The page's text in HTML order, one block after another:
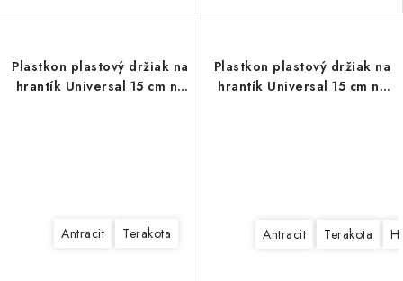
Plastkon plastový držiak na
hrantík Universal 15 cm na
Antracit Terakota
Plastkon plastový držiak na
hrantík Universal 15 cm na
Antracit Terakota